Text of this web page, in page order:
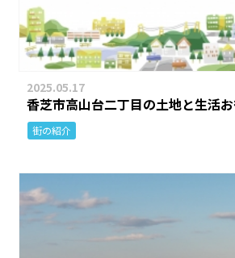
2025.05.17
香芝市高山台二丁目の土地と生活
街の紹介